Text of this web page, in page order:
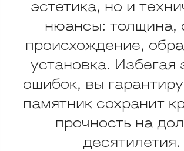
эстетика, но и
нюансы: толщина,
происхождение,
установка. Избегая
ошибок, вы
памятник сохранит
прочность на
десятилетия.